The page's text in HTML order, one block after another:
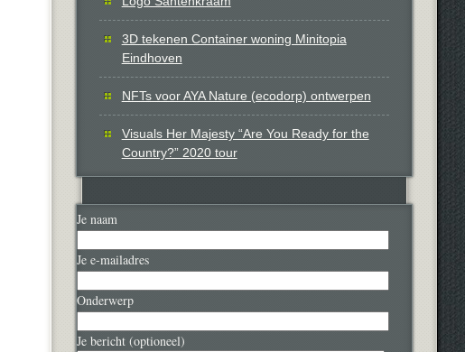
3D tekenen Container woning Minitopia
Eindhoven
NFTs voor AYA Nature (ecodorp) ontwerpen
Visuals Her Majesty “Are You Ready for the
Country?” 2020 tour
Je naam
Je e-mailadres
Onderwerp
Je bericht (optioneel)